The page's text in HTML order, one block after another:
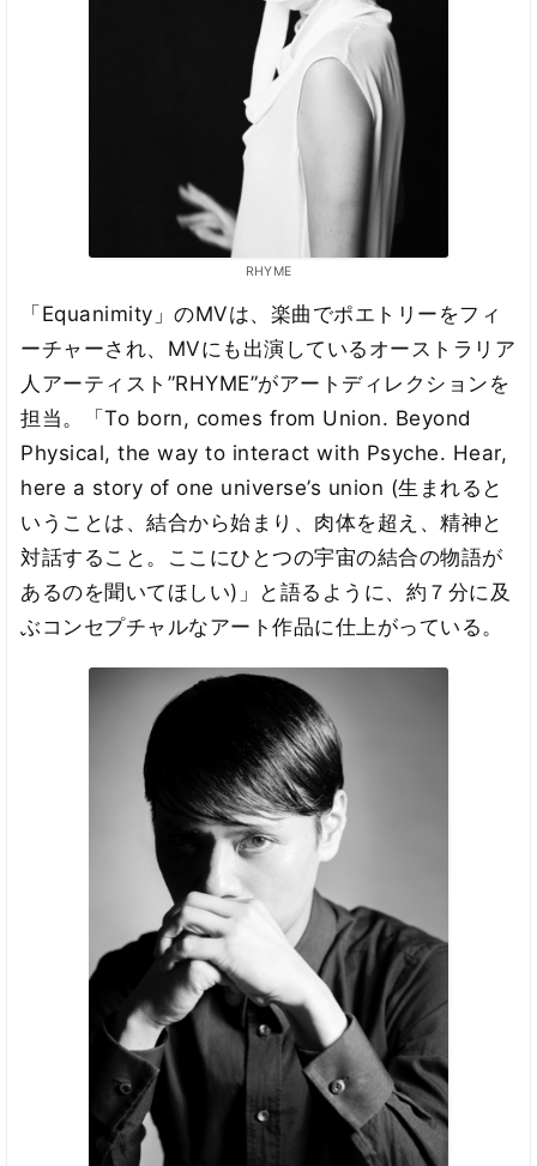
RHYME
「Equanimity」のMVは、楽曲でポエトリーをフィ
ーチャーされ、MVにも出演しているオーストラリア
人アーティスト”RHYME”がアートディレクションを
担当。「To born, comes from Union. Beyond
Physical, the way to interact with Psyche. Hear,
here a story of one universe’s union (生まれると
いうことは、結合から始まり、肉体を超え、精神と
対話すること。ここにひとつの宇宙の結合の物語が
あるのを聞いてほしい)」と語るように、約７分に及
ぶコンセプチャルなアート作品に仕上がっている。